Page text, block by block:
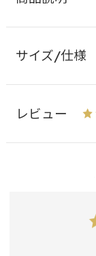
サイズ/仕様
レビュー